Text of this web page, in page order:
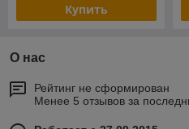
Купить
О нас
Рейтинг не сформирован
Менее 5 отзывов за